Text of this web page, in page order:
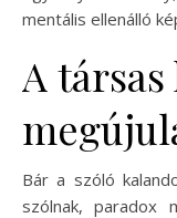
mentális ellenálló
A
Bár a szóló
szólnak, paradox